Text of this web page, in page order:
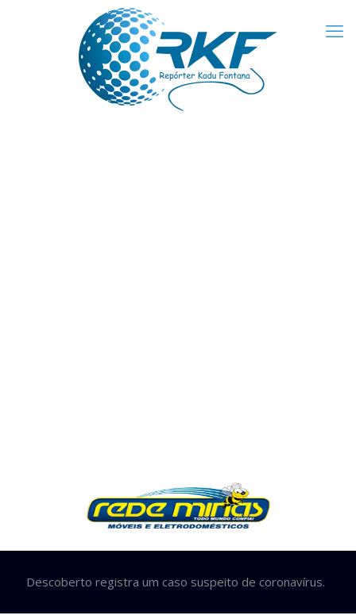
Descoberto registra um caso suspeito de coronavírus.